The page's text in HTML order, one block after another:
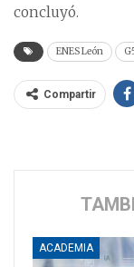
concluyó.
ENES León
Compartir
ACADEMIA